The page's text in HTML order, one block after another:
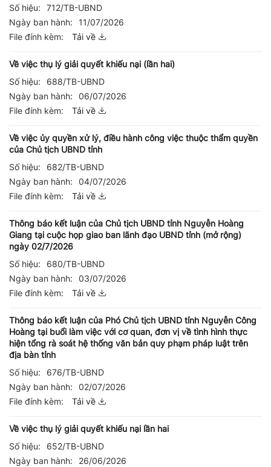
Số hiệu:
712/TB-UBND
Ngày ban hành:
11/07/2026
File đính kèm:
Tải về
Về việc thụ lý giải quyết khiếu nại (lần hai)
Số hiệu:
688/TB-UBND
Ngày ban hành:
06/07/2026
File đính kèm:
Tải về
Về việc ủy quyền xử lý, điều hành công việc thuộc thẩm quyền
của Chủ tịch UBND tỉnh
Số hiệu:
682/TB-UBND
Ngày ban hành:
04/07/2026
File đính kèm:
Tải về
Thông báo kết luận của Chủ tịch UBND tỉnh Nguyễn Hoàng
Giang tại cuộc họp giao ban lãnh đạo UBND tỉnh (mở rộng)
ngày 02/7/2026
Số hiệu:
680/TB-UBND
Ngày ban hành:
03/07/2026
File đính kèm:
Tải về
Thông báo kết luận của Phó Chủ tịch UBND tỉnh Nguyễn Công
Hoàng tại buổi làm việc với cơ quan, đơn vị về tình hình thực
hiện tổng rà soát hệ thống văn bản quy phạm pháp luật trên
địa bàn tỉnh
Số hiệu:
676/TB-UBND
Ngày ban hành:
02/07/2026
File đính kèm:
Tải về
Về việc thụ lý giải quyết khiếu nại lần hai
Số hiệu:
652/TB-UBND
Ngày ban hành:
26/06/2026